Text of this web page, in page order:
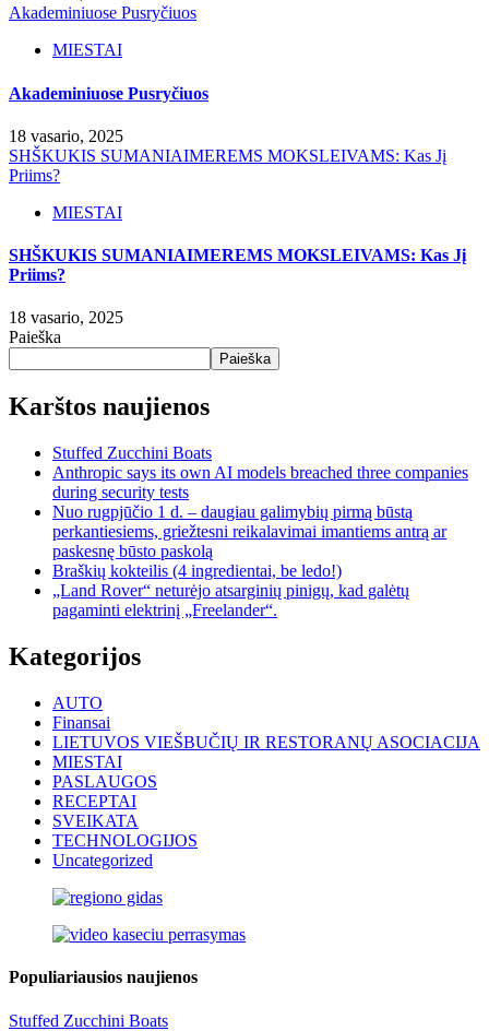
Akademiniuose Pusryčiuos
MIESTAI
Akademiniuose Pusryčiuos
18 vasario, 2025
SHŠKUKIS SUMANIAIMEREMS MOKSLEIVAMS: Kas Jį
Priims?
MIESTAI
SHŠKUKIS SUMANIAIMEREMS MOKSLEIVAMS: Kas Jį
Priims?
18 vasario, 2025
Paieška
Paieška
Karštos naujienos
Stuffed Zucchini Boats
Anthropic says its own AI models breached three companies
during security tests
Nuo rugpjūčio 1 d. – daugiau galimybių pirmą būstą
perkantiesiems, griežtesni reikalavimai imantiems antrą ar
paskesnę būsto paskolą
Braškių kokteilis (4 ingredientai, be ledo!)
„Land Rover“ neturėjo atsarginių pinigų, kad galėtų
pagaminti elektrinį „Freelander“.
Kategorijos
AUTO
Finansai
LIETUVOS VIEŠBUČIŲ IR RESTORANŲ ASOCIACIJA
MIESTAI
PASLAUGOS
RECEPTAI
SVEIKATA
TECHNOLOGIJOS
Uncategorized
Populiariausios naujienos
Stuffed Zucchini Boats